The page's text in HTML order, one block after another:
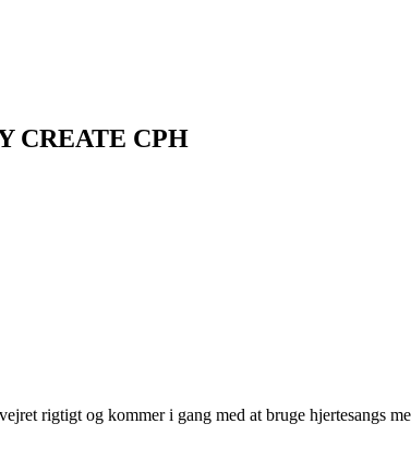
CREATE CPH
rigtigt og kommer i gang med at bruge hjertesangs